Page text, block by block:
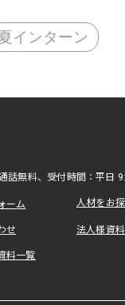
インターン
話無料、受付時間：平日
ーム 人材をお
せ 法人様資
料一覧